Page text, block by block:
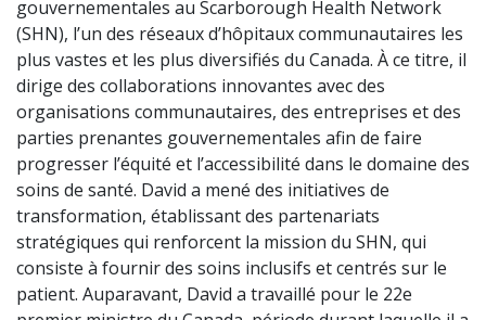
gouvernementales au Scarborough Health Network
(SHN), l’un des réseaux d’hôpitaux communautaires les
plus vastes et les plus diversifiés du Canada. À ce titre, il
dirige des collaborations innovantes avec des
organisations communautaires, des entreprises et des
parties prenantes gouvernementales afin de faire
progresser l’équité et l’accessibilité dans le domaine des
soins de santé. David a mené des initiatives de
transformation, établissant des partenariats
stratégiques qui renforcent la mission du SHN, qui
consiste à fournir des soins inclusifs et centrés sur le
patient. Auparavant, David a travaillé pour le 22e